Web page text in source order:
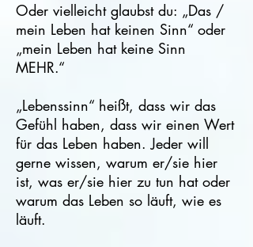
Oder vielleicht glaubst du: „Das /
mein Leben hat keinen Sinn“ oder
„mein Leben hat keine Sinn
MEHR.“
„Lebenssinn“ heißt, dass wir das
Gefühl haben, dass wir einen Wert
für das Leben haben. Jeder will
gerne wissen, warum er/sie hier
ist, was er/sie hier zu tun hat oder
warum das Leben so läuft, wie es
läuft.